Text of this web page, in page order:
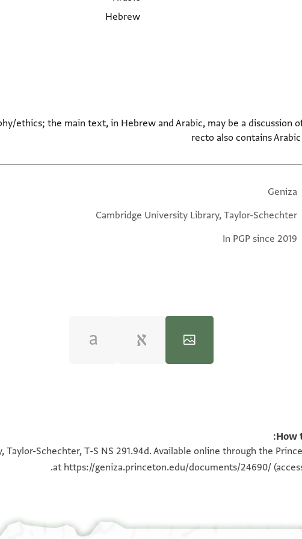
Hebrew
ethics; the main text, in Hebrew and Arabic, may be a discussion
recto also contains
Geniza
Cambridge University Library, Taylor-Schechter
In PGP since 2019
180°
How
Taylor-Schechter, T-S NS 291.94d. Available online through the
at https://geniza.princeton.edu/documents/24690/